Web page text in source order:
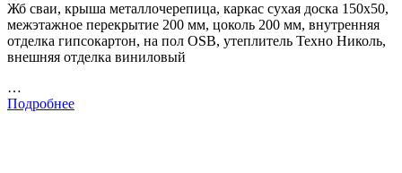
Жб сваи, крыша металлочерепица, каркас сухая доска 150х50,
межэтажное перекрытие 200 мм, цоколь 200 мм, внутренняя
отделка гипсокартон, на пол OSB, утеплитель Техно Николь,
внешняя отделка виниловый
…
Подробнее